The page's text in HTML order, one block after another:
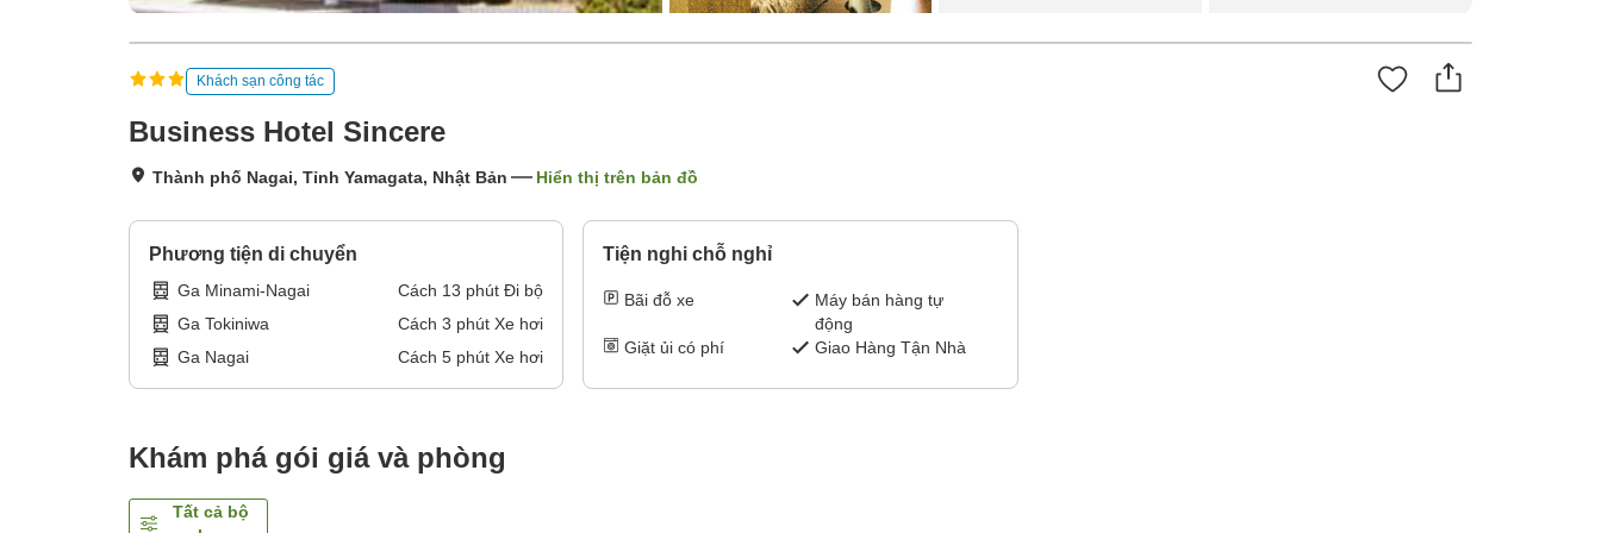
Khách sạn công tác
Business Hotel Sincere
Thành phố Nagai, Tỉnh Yamagata, Nhật Bản Hiển thị trên bản đồ
Phương tiện di chuyển
Ga Minami-Nagai Cách 13 phútĐi bộ
Ga Tokiniwa
Cách3 phútXe hơi
Ga Nagai
Cách5 phútXe hơi
Tiện nghi chỗ nghỉ
Bãi đỗ xe
Máy bán hàng tự
động
Giặt ủi có phí
Giao Hàng Tận Nhà
Khám phá gói giá và phòng
Tất cả bộ